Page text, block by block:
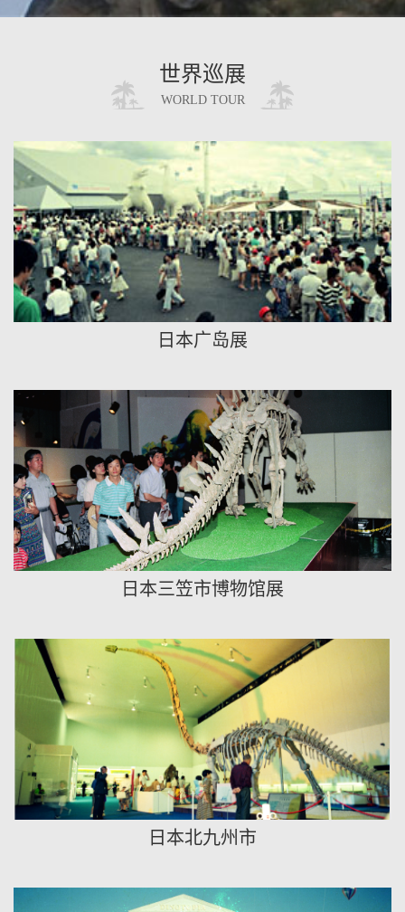
世界巡展
WORLD TOUR
日本广岛展
日本三笠市博物馆展
日本北九州市